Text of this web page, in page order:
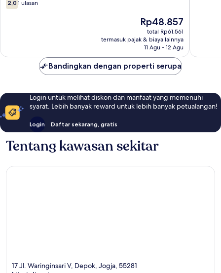
dari
2,0 1 ulasan
Harga
sekarang
Rp48.857
Rp48.857
total Rp61.561
termasuk pajak & biaya lainnya
11 Agu - 12 Agu
Bandingkan dengan properti serupa
Login untuk melihat diskon dan manfaat yang memenuhi
syarat. Lebih banyak reward untuk lebih banyak petualangan!
Login Daftar sekarang, gratis
Tentang kawasan sekitar
17 Jl. Waringinsari V, Depok, Jogja, 55281